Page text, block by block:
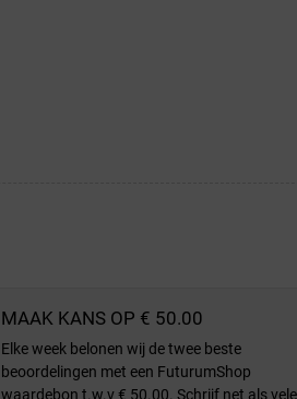
MAAK KANS OP € 50.00
Elke week belonen wij de twee beste
beoordelingen met een FuturumShop
waardebon t.w.v € 50.00. Schrijf net als vele